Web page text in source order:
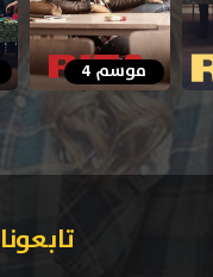
موسم 4